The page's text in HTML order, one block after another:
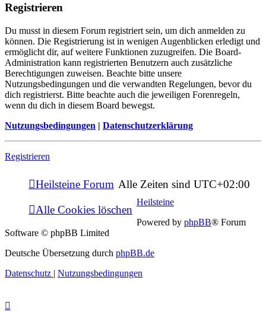
Registrieren
Du musst in diesem Forum registriert sein, um dich anmelden zu
können. Die Registrierung ist in wenigen Augenblicken erledigt und
ermöglicht dir, auf weitere Funktionen zuzugreifen. Die Board-
Administration kann registrierten Benutzern auch zusätzliche
Berechtigungen zuweisen. Beachte bitte unsere
Nutzungsbedingungen und die verwandten Regelungen, bevor du
dich registrierst. Bitte beachte auch die jeweiligen Forenregeln,
wenn du dich in diesem Board bewegst.
Nutzungsbedingungen | Datenschutzerklärung
Registrieren
Heilsteine Forum Alle Zeiten sind UTC+02:00
Alle Cookies löschen
Heilsteine
Powered by phpBB® Forum
Software © phpBB Limited
Deutsche Übersetzung durch phpBB.de
Datenschutz | Nutzungsbedingungen